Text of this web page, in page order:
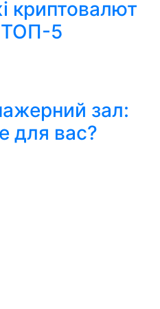
криптовалют
ТОП-5
зал:
для вас?